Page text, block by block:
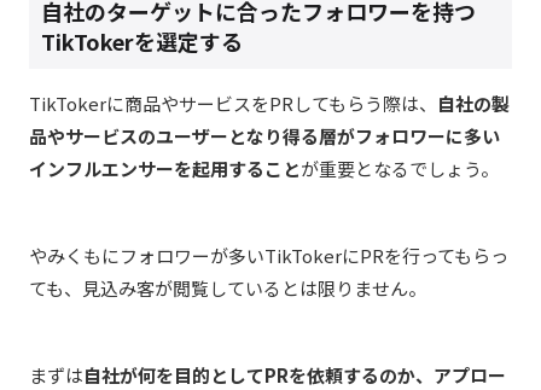
自社のターゲットに合ったフォロワーを持つ
TikTokerを選定する
TikTokerに商品やサービスをPRしてもらう際は、 自社の製
品やサービスのユーザーとなり得る層がフォロワーに多い
インフルエンサーを起用することが重要となるでしょう。
やみくもにフォロワーが多いTikTokerにPRを行ってもらっ
ても、見込み客が閲覧しているとは限りません。
まずは自社が何を目的としてPRを依頼するのか、アプロー